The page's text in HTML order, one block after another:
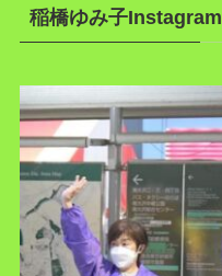
稲橋ゆみ子Instagram